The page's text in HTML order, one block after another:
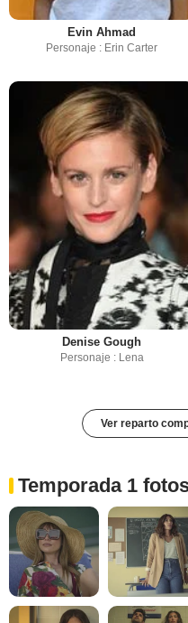
Evin Ahmad
Personaje : Erin Carter
Denise Gough
Personaje : Lena
Ver reparto
Temporada 1